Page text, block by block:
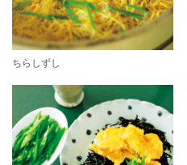
ちらしずし